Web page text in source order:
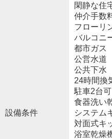
設備条件
閑静な住
仲介手数
フローリ
バルコニ
都市ガス
公営水道
公共下水
24時間換
駐車2台可
食器洗い
システム
対面式キ
浴室乾燥